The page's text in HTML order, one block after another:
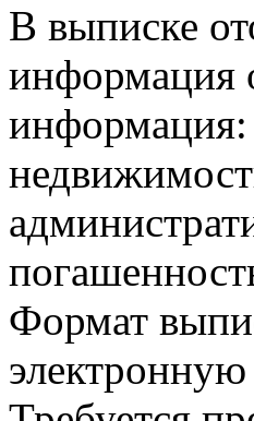
В выписке
информация
информация:
Формат